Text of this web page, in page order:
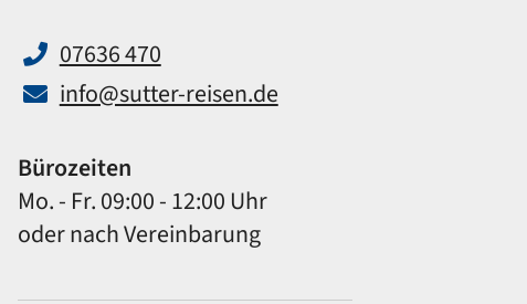
07636 470
info@sutter-reisen.de
Bürozeiten
Mo. - Fr. 09:00 - 12:00 Uhr
oder nach Vereinbarung